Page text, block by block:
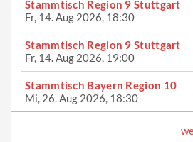
Stammtisch Region 9 Stuttgart
Fr, 14. Aug 2026, 18:30
Stammtisch Region 9 Stuttgart
Fr, 14. Aug 2026, 19:00
Stammtisch Bayern Region 10
Mi, 26. Aug 2026, 18:30